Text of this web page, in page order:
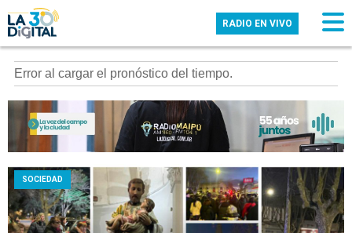
RADIO EN VIVO
Error al cargar el pronóstico del tiempo.
SOCIEDAD